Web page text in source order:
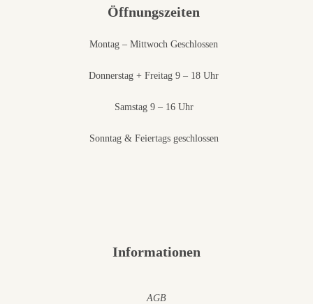
Öffnungszeiten
Montag – Mittwoch Geschlossen
Donnerstag + Freitag 9 – 18 Uhr
Samstag 9 – 16 Uhr
Sonntag & Feiertags geschlossen
Informationen
AGB